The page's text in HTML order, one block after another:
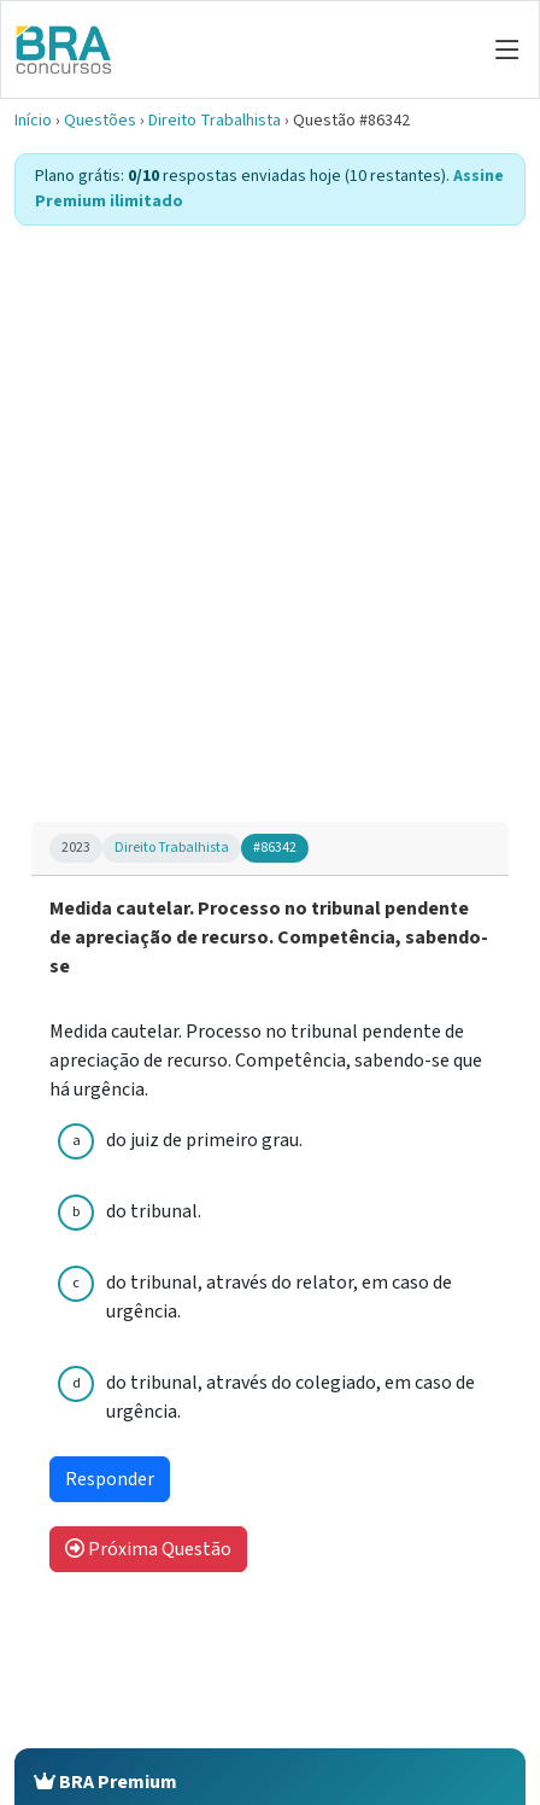
Início › Questões › Direito Trabalhista › Questão #86342
Plano grátis: 0/10respostas enviadas hoje (10 restantes). Assine
Premium ilimitado
2023 Direito Trabalhista #86342
Medida cautelar. Processo no tribunal pendente
de apreciação de recurso. Competência, sabendo-
se
Medida cautelar. Processo no tribunal pendente de
apreciação de recurso. Competência, sabendo-se que
há urgência.
a do juiz de primeiro grau.
b do tribunal.
c
do tribunal, através do relator, em caso de
urgência.
d
do tribunal, através do colegiado, em caso de
urgência.
Próxima Questão
BRA Premium